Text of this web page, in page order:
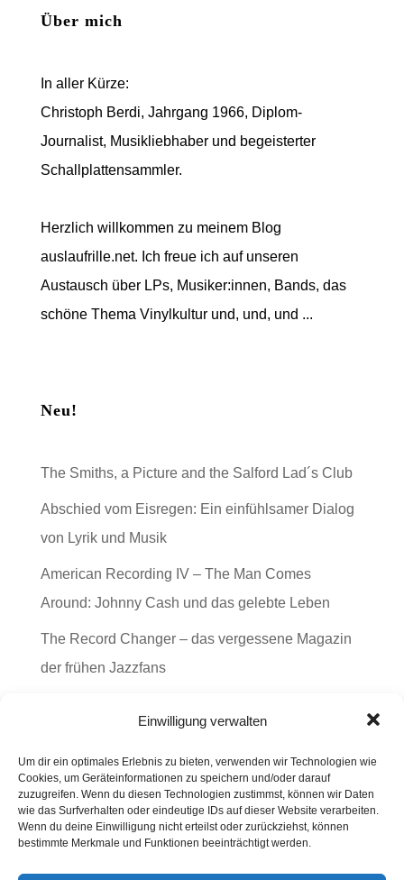
Einwilligung verwalten
Um dir ein optimales Erlebnis zu bieten, verwenden wir Technologien wie
Cookies, um Geräteinformationen zu speichern und/oder darauf
zuzugreifen. Wenn du diesen Technologien zustimmst, können wir Daten
wie das Surfverhalten oder eindeutige IDs auf dieser Website verarbeiten.
Wenn du deine Einwilligung nicht erteilst oder zurückziehst, können
bestimmte Merkmale und Funktionen beeinträchtigt werden.
Über mich
In aller Kürze:
Christoph Berdi, Jahrgang 1966, Diplom-
Journalist, Musikliebhaber und begeisterter
Schallplattensammler.
Herzlich willkommen zu meinem Blog
auslaufrille.net. Ich freue ich auf unseren
Austausch über LPs, Musiker:innen, Bands, das
schöne Thema Vinylkultur und, und, und ...
Neu!
The Smiths, a Picture and the Salford Lad´s Club
Abschied vom Eisregen: Ein einfühlsamer Dialog
von Lyrik und Musik
American Recording IV – The Man Comes
Around: Johnny Cash und das gelebte Leben
The Record Changer – das vergessene Magazin
der frühen Jazzfans
Lyrik und Musik im Zusammenspiel
Hier könnt Ihr in das Album "Abschied vom
Eisregen" von dem Düsseldorfer Duo